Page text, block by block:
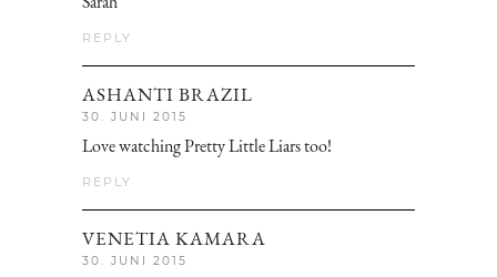
REPLY
ASHANTI BRAZIL
30. JUNI 2015
Love watching Pretty Little Liars too!
REPLY
VENETIA KAMARA
30. JUNI 2015